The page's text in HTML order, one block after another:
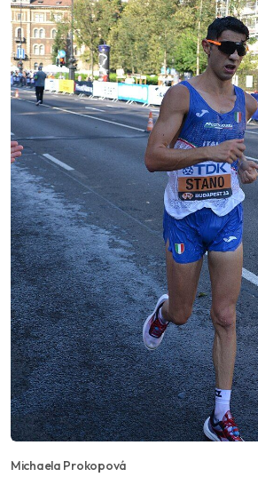
Michaela Prokopová